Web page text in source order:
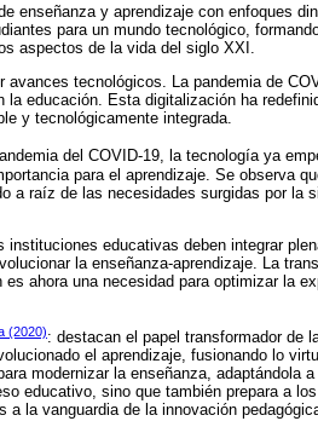
enseñanza y aprendizaje con enfoques
para un mundo tecnológico,
aspectos de la vida del siglo XXI.
tecnológicos. La pandemia de
educación. Esta digitalización ha
y tecnológicamente integrada.
del COVID-19, la tecnología ya
para el aprendizaje. Se observa
a raíz de las necesidades surgidas por la
instituciones educativas deben integrar
la enseñanza-aprendizaje. La
ahora una necesidad para optimizar la
(2020): destacan el papel transformador de
el aprendizaje, fusionando lo
modernizar la enseñanza, adaptándola
educativo, sino que también prepara a
la vanguardia de la innovación